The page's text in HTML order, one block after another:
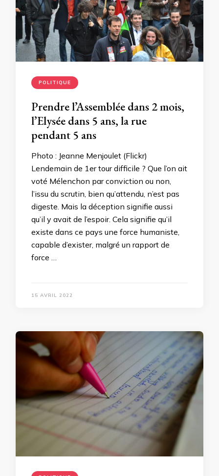
POLITIQUE
Prendre l’Assemblée dans 2 mois,
l’Elysée dans 5 ans, la rue
pendant 5 ans
Photo : Jeanne Menjoulet (Flickr)
Lendemain de 1er tour difficile ? Que l’on ait
voté Mélenchon par conviction ou non,
l’issu du scrutin, bien qu’attendu, n’est pas
digeste. Mais la déception signifie aussi
qu’il y avait de l’espoir. Cela signifie qu’il
existe dans ce pays une force humaniste,
capable d’exister, malgré un rapport de
force …
15 AVRIL 2022